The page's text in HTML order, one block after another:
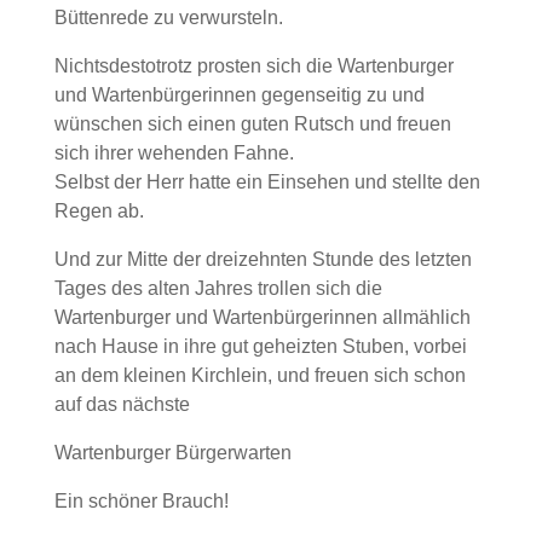
Büttenrede zu verwursteln.
Nichtsdestotrotz prosten sich die Wartenburger
und Wartenbürgerinnen gegenseitig zu und
wünschen sich einen guten Rutsch und freuen
sich ihrer wehenden Fahne.
Selbst der Herr hatte ein Einsehen und stellte den
Regen ab.
Und zur Mitte der dreizehnten Stunde des letzten
Tages des alten Jahres trollen sich die
Wartenburger und Wartenbürgerinnen allmählich
nach Hause in ihre gut geheizten Stuben, vorbei
an dem kleinen Kirchlein, und freuen sich schon
auf das nächste
Wartenburger Bürgerwarten
Ein schöner Brauch!